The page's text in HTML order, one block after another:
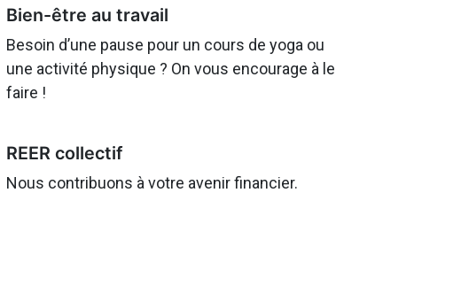
Bien-être au travail
Besoin d’une pause pour un cours de yoga ou
une activité physique ? On vous encourage à le
faire !
REER collectif
Nous contribuons à votre avenir financier.